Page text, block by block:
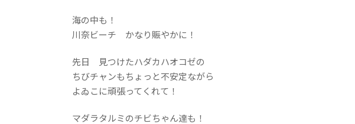
海の中も！
川奈ビーチ かなり賑やかに！
先日 見つけたハダカハオコゼの
ちびチャンもちょっと不安定ながら
よゐこに頑張ってくれて！
マダラタルミのチビちゃん達も！